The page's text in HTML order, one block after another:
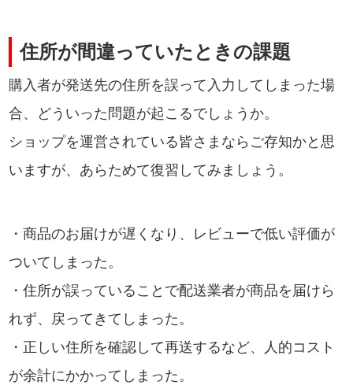
住所が間違っていたときの課題
購入者が発送先の住所を誤って入力してしまった場
合、どういった問題が起こるでしょうか。
ショップを運営されている皆さまならご存知かと思
いますが、あらためて復習してみましょう。
・商品のお届けが遅くなり、レビューで低い評価が
ついてしまった。
・住所が誤っていることで配送業者が商品を届けら
れず、戻ってきてしまった。
・正しい住所を確認して再送するなど、人的コスト
が余計にかかってしまった。